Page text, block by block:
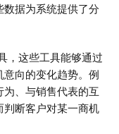
据为系统提供了分
，这些工具能够通过
向的变化趋势。例
、与销售代表的互
断客户对某一商机